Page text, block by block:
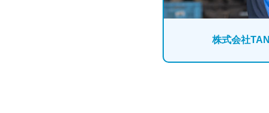
株式会社TANI